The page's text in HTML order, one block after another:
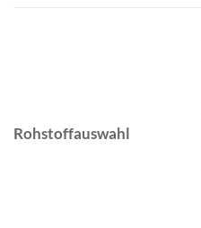
Rohstoffauswahl